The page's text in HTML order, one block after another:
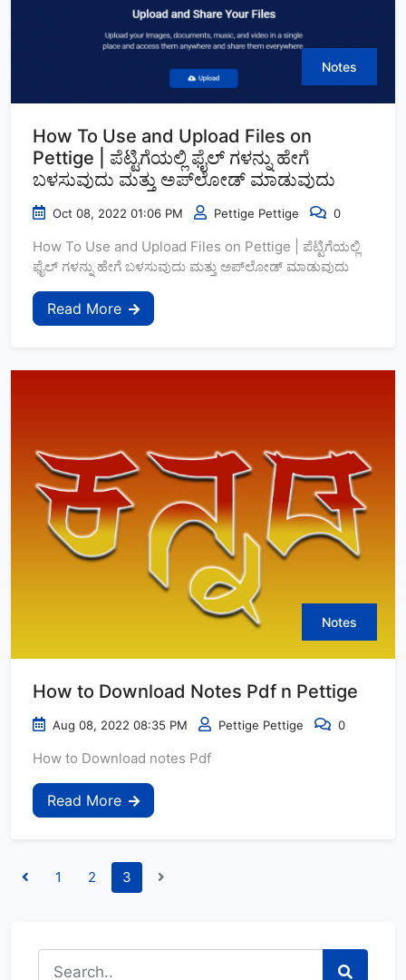
Notes
How To Use and Upload Files on
Pettige | ಪೆಟ್ಟಿಗೆಯಲ್ಲಿ ಫೈಲ್ ಗಳನ್ನು ಹೇಗೆ
ಬಳಸುವುದು ಮತ್ತು ಅಪ್‌ಲೋಡ್‌ ಮಾಡುವುದು
Oct 08, 2022 01:06 PM Pettige Pettige 0
How To Use and Upload Files on Pettige | ಪೆಟ್ಟಿಗೆಯಲ್ಲಿ
ಫೈಲ್ ಗಳನ್ನು ಹೇಗೆ ಬಳಸುವುದು ಮತ್ತು ಅಪ್‌ಲೋಡ್‌ ಮಾಡುವುದು
Read More
Notes
How to Download Notes Pdf n Pettige
Aug 08, 2022 08:35 PM Pettige Pettige 0
How to Download notes Pdf
Read More
1 2 3